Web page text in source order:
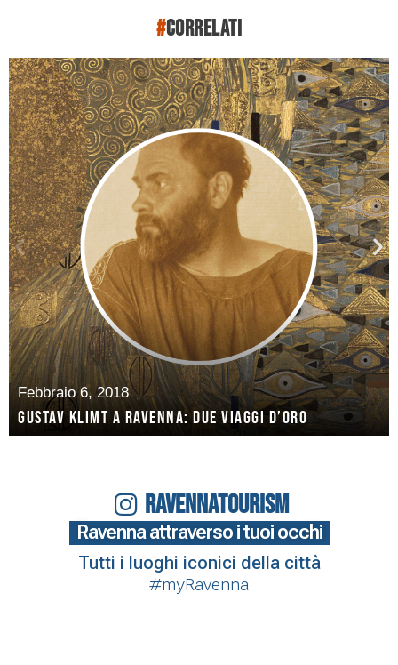
#correlati
Febbraio 6, 2018
Gustav Klimt a Ravenna: due viaggi d’oro
RAVENNATOURISM
Ravenna attraverso i tuoi occhi
Tutti i luoghi iconici della città
#myRavenna